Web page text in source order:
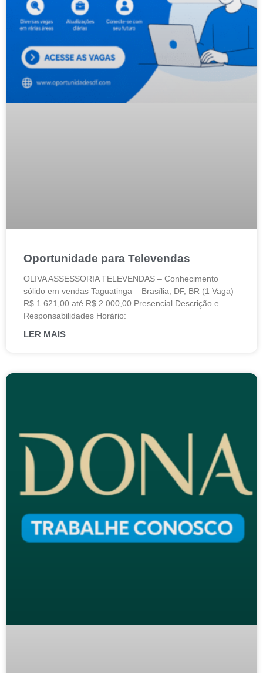
Oportunidade para Televendas
OLIVA ASSESSORIA TELEVENDAS – Conhecimento
sólido em vendas Taguatinga – Brasília, DF, BR (1 Vaga)
R$ 1.621,00 até R$ 2.000,00 Presencial Descrição e
Responsabilidades Horário:
LER MAIS